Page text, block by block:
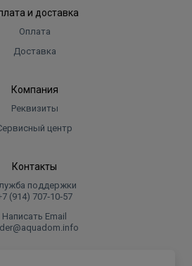
и доставка
Оплата
Доставка
Компания
Реквизиты
центр
Контакты
поддержки
(914) 707‑10‑57
Написать Email